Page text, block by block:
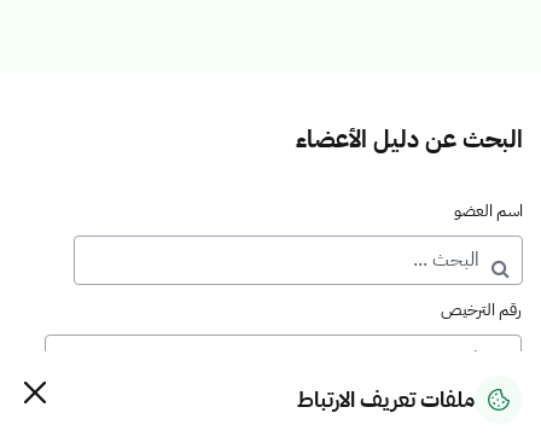
البحث عن دليل الأعضاء
اسم العضو
رقم الترخيص
رقم العضويةملفات تعريف الارتباط